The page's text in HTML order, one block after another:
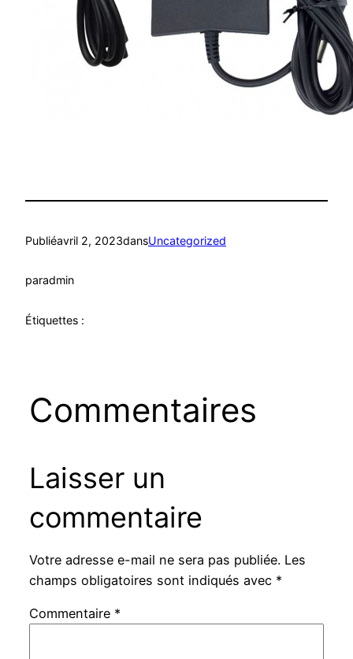
Publiéavril 2, 2023dansUncategorized
paradmin
Étiquettes :
Commentaires
Laisser un
commentaire
Votre adresse e-mail ne sera pas publiée. Les
champs obligatoires sont indiqués avec *
Commentaire *